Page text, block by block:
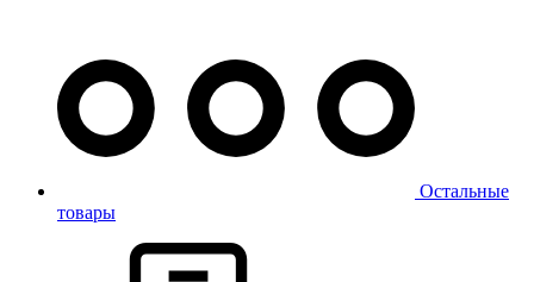
Остальные
товары